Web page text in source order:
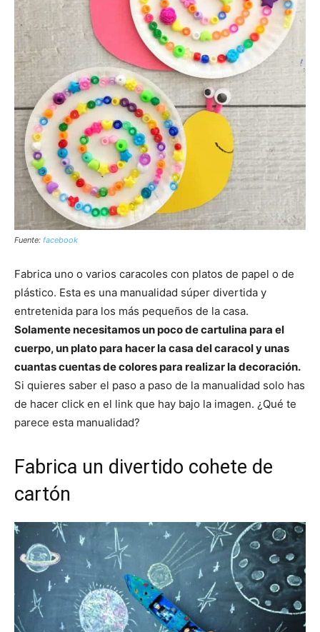
Fuente: facebook
Fabrica uno o varios caracoles con platos de papel o de
plástico. Esta es una manualidad súper divertida y
entretenida para los más pequeños de la casa.
Solamente necesitamos un poco de cartulina para el
cuerpo, un plato para hacer la casa del caracol y unas
cuantas cuentas de colores para realizar la decoración.
Si quieres saber el paso a paso de la manualidad solo has
de hacer click en el link que hay bajo la imagen. ¿Qué te
parece esta manualidad?
Fabrica un divertido cohete de
cartón